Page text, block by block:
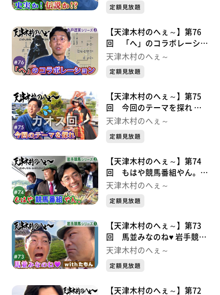
定額見放題
【天津木村のへぇ～】第76
回 「へ」のコラボレーショ
ン 九戸政実シリーズ②
天津木村のへぇ～
定額見放題
【天津木村のへぇ～】第75
回 今回のテーマを探れ 九
戸政実シリーズ➀
天津木村のへぇ～
定額見放題
【天津木村のへぇ～】第74
回 もはや競馬番組やん。
岩手競馬シリーズ②
天津木村のへぇ～
定額見放題
【天津木村のへぇ～】第73
回 馬並みなのね♥ 岩手競馬
シリーズ➀
天津木村のへぇ～
定額見放題
【天津木村のへぇ～】第72